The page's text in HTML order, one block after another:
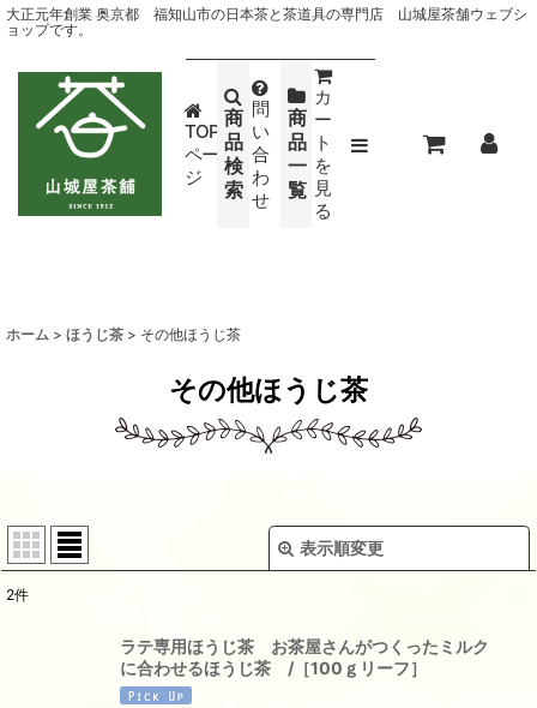
大正元年創業 奥京都 福知山市の日本茶と茶道具の専門店 山城屋茶舗ウェブシ
ョップです。
TOP
ペー
ジ
商
品
検
索
問
い
合
わ
せ
商
品
一
覧
カ
ー
ト
を
見
る
ホーム > ほうじ茶 > その他ほうじ茶
その他ほうじ茶
表示順変更
2件
ラテ専用ほうじ茶 お茶屋さんがつくったミルク
に合わせるほうじ茶 /［100ｇリーフ］